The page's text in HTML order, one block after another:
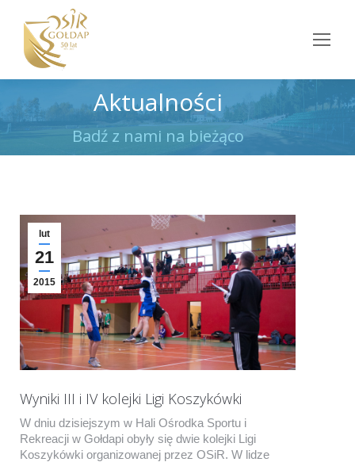
Aktualności
Badź z nami na bieżąco
Jesteś tutaj:
lut
21
2015
Wyniki III i IV kolejki Ligi Koszykówki
W dniu dzisiejszym w Hali Ośrodka Sportu i
Rekreacji w Gołdapi obyły się dwie kolejki Ligi
Koszykówki organizowanej przez OSiR. W lidze